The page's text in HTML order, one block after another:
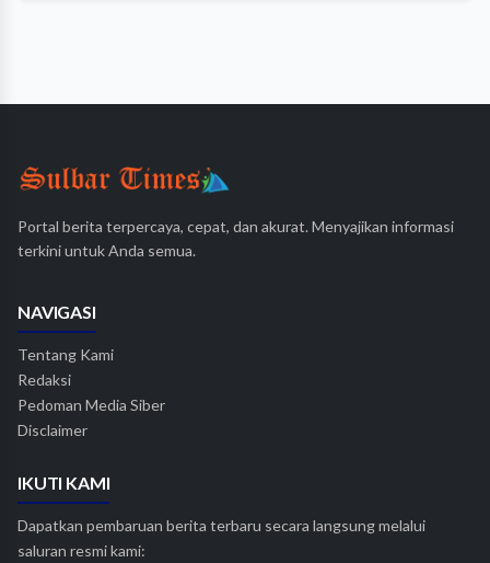
Portal berita terpercaya, cepat, dan akurat. Menyajikan informasi
terkini untuk Anda semua.
NAVIGASI
Tentang Kami
Redaksi
Pedoman Media Siber
Disclaimer
IKUTI KAMI
Dapatkan pembaruan berita terbaru secara langsung melalui
saluran resmi kami: